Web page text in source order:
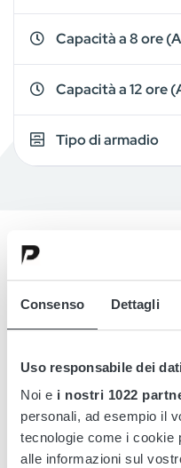
Consenso Dettagli
Uso responsabile dei dati
Noi e i nostri 1022
personali, ad esempio il
tecnologie come i cookie
alle informazioni sul
Capacità a 8 ore
Capacità a 12 ore
Tipo di armadio
Overview
Details
Drawings
Accessories